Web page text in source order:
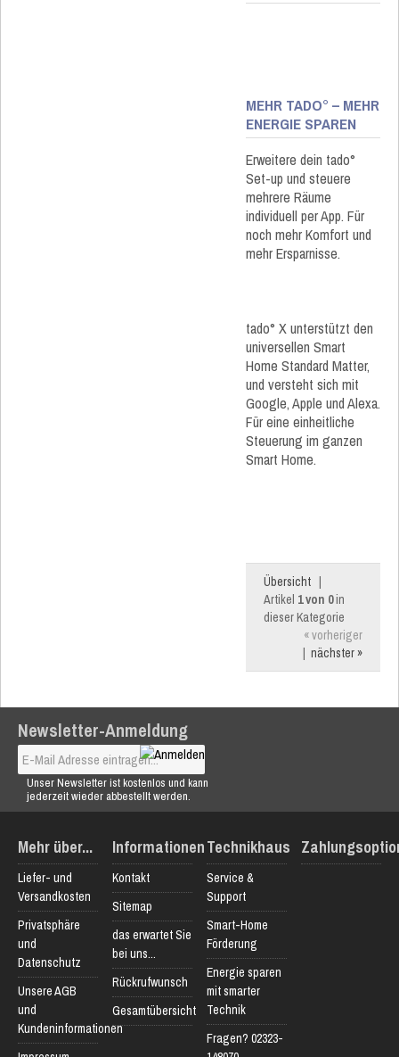
MEHR TADO° – MEHR
ENERGIE SPAREN
Erweitere dein tado°
Set-up und steuere
mehrere Räume
individuell per App. Für
noch mehr Komfort und
mehr Ersparnisse.
tado° X unterstützt den
universellen Smart
Home Standard Matter,
und versteht sich mit
Google, Apple und Alexa.
Für eine einheitliche
Steuerung im ganzen
Smart Home.
Übersicht |
Artikel 1 von 0in
dieser Kategorie
« vorheriger
| nächster »
Newsletter-Anmeldung
Unser Newsletter ist kostenlos und kann
jederzeit wieder abbestellt werden.
Mehr über...
Liefer- und
Versandkosten
Privatsphäre
und
Datenschutz
Unsere AGB
und
Kundeninformationen
Informationen
Kontakt
Sitemap
das erwartet Sie
bei uns...
Rückrufwunsch
Gesamtübersicht
Technikhaus
Service &
Support
Smart-Home
Förderung
Energie sparen
mit smarter
Technik
Fragen? 02323-